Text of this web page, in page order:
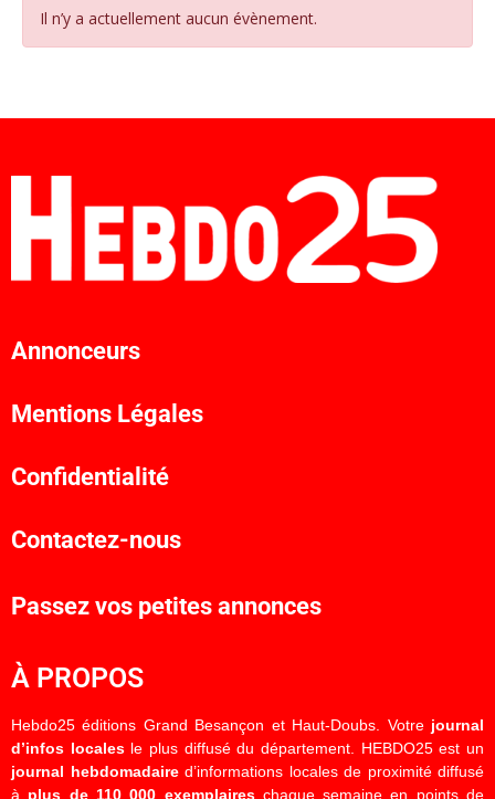
Il n’y a actuellement aucun évènement.
Annonceurs
Mentions Légales
Confidentialité
Contactez-nous
Passez vos petites annonces
À PROPOS
Hebdo25 éditions Grand Besançon et Haut-Doubs. Votre journal
d’infos localesle plus diffusé du département. HEBDO25 est un
journal hebdomadaired’informations locales de proximité diffusé
à plus de 110 000 exemplaireschaque semaine en points de